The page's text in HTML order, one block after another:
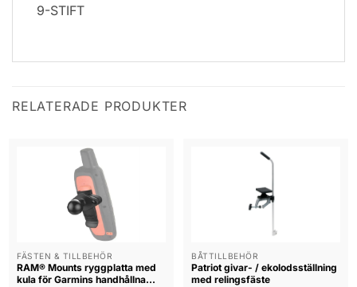
9-STIFT
RELATERADE PRODUKTER
FÄSTEN & TILLBEHÖR
RAM® Mounts ryggplatta med
kula för Garmins handhållna
BÅTTILLBEHÖR
Patriot givar- / ekolodsställning
med relingsfäste